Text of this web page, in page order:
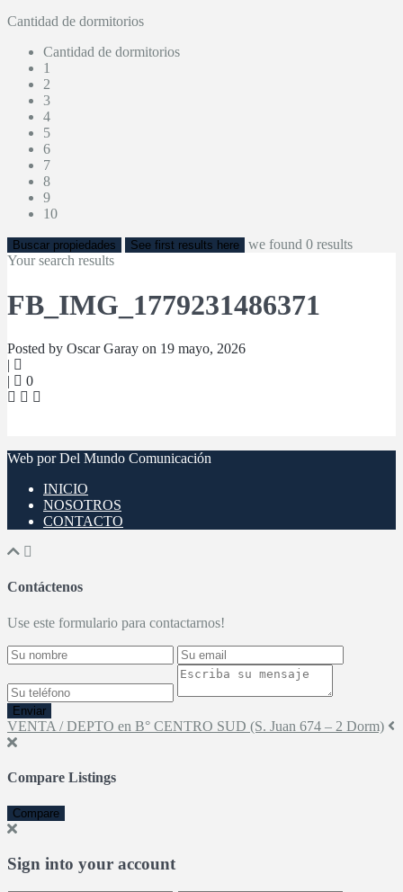
Cantidad de dormitorios
Cantidad de dormitorios
1
2
3
4
5
6
7
8
9
10
Buscar propiedades See first results here we found 0 results
Your search results
FB_IMG_1779231486371
Posted by Oscar Garay on 19 mayo, 2026
|
|
0
Web por Del Mundo Comunicación
INICIO
NOSOTROS
CONTACTO
Contáctenos
Use este formulario para contactarnos!
Enviar
VENTA / DEPTO en B° CENTRO SUD (S. Juan 674 – 2 Dorm)
Compare Listings
Compare
Sign into your account